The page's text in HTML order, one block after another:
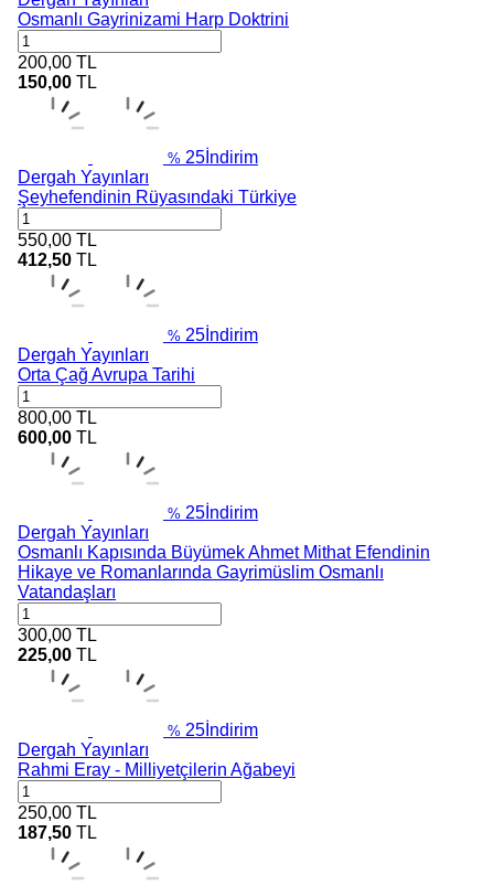
Osmanlı Gayrinizami Harp Doktrini
200,00 TL
150,00 TL
% 25 İndirim
Dergah Yayınları
Şeyhefendinin Rüyasındaki Türkiye
550,00 TL
412,50 TL
% 25 İndirim
Dergah Yayınları
Orta Çağ Avrupa Tarihi
800,00 TL
600,00 TL
% 25 İndirim
Dergah Yayınları
Osmanlı Kapısında Büyümek Ahmet Mithat Efendinin
Hikaye ve Romanlarında Gayrimüslim Osmanlı
Vatandaşları
300,00 TL
225,00 TL
% 25 İndirim
Dergah Yayınları
Rahmi Eray - Milliyetçilerin Ağabeyi
250,00 TL
187,50 TL